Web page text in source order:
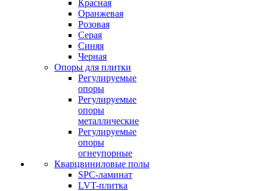
Красная
Оранжевая
Розовая
Серая
Синяя
Черная
Опоры для плитки
Регулируемые
опоры
Регулируемые
опоры
металлические
Регулируемые
опоры
огнеупорные
Кварцвиниловые полы
SPC-ламинат
LVT-плитка